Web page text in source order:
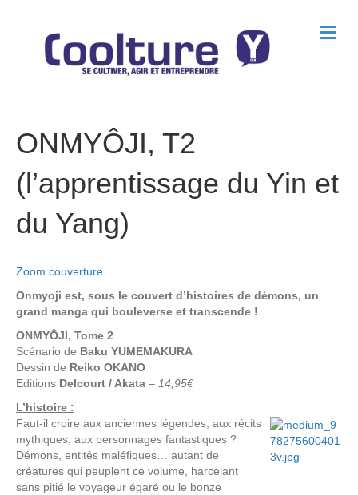
M
e
ONMYÔJI, T2
(l’apprentissage du Yin et
du Yang)
Zoom couverture
Onmyoji est, sous le couvert d’histoires de démons, un
grand manga qui bouleverse et transcende !
ONMYÔJI, Tome 2
Scénario de Baku YUMEMAKURA
Dessin de Reiko OKANO
Editions Delcourt / Akata – 14,95€
L’histoire :
Faut-il croire aux anciennes légendes, aux récits
mythiques, aux personnages fantastiques ?
Démons, entités maléfiques… autant de
créatures qui peuplent ce volume, harcelant
sans pitié le voyageur égaré ou le bonze